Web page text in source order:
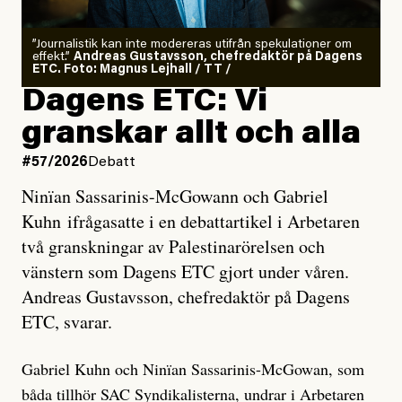
”Journalistik kan inte modereras utifrån spekulationer om
effekt.” Andreas Gustavsson, chefredaktör på Dagens
ETC. Foto: Magnus Lejhall / TT /
Dagens ETC: Vi
granskar allt och alla
#57/2026 Debatt
Ninïan Sassarinis-McGowann och Gabriel
Kuhn ifrågasatte i en debattartikel i Arbetaren
två granskningar av Palestinarörelsen och
vänstern som Dagens ETC gjort under våren.
Andreas Gustavsson, chefredaktör på Dagens
ETC, svarar.
Gabriel Kuhn och Ninïan Sassarinis-McGowan, som
båda tillhör SAC Syndikalisterna, undrar i Arbetaren